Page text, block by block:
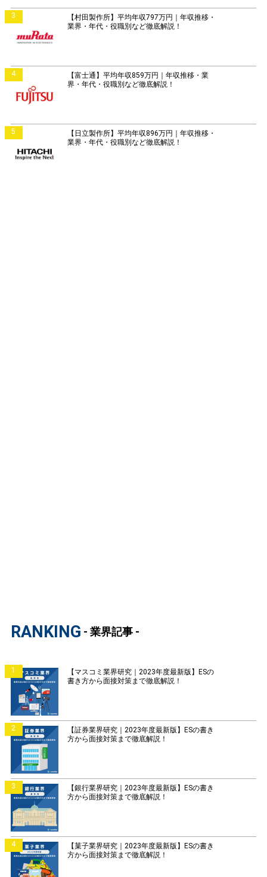
3
【村田製作所】平均年収797万円｜年収推移・
業界・年代・役職別など徹底解説！
4
【富士通】平均年収859万円｜年収推移・業
界・年代・役職別など徹底解説！
5
【日立製作所】平均年収896万円｜年収推移・
業界・年代・役職別など徹底解説！
RANKING - 業界記事 -
1
【マスコミ業界研究｜2023年度最新版】ESの
書き方から面接対策まで徹底解説！
2
【証券業界研究｜2023年度最新版】ESの書き
方から面接対策まで徹底解説！
3
【銀行業界研究｜2023年度最新版】ESの書き
方から面接対策まで徹底解説！
4
【菓子業界研究｜2023年度最新版】ESの書き
方から面接対策まで徹底解説！